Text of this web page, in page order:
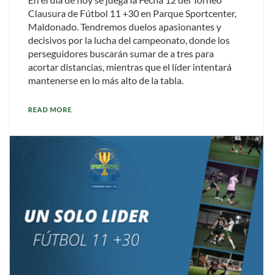
Clausura de Fútbol 11 +30 en Parque Sportcenter,
Maldonado. Tendremos duelos apasionantes y
decisivos por la lucha del campeonato, donde los
perseguidores buscarán sumar de a tres para
acortar distancias, mientras que el líder intentará
mantenerse en lo más alto de la tabla.
READ MORE